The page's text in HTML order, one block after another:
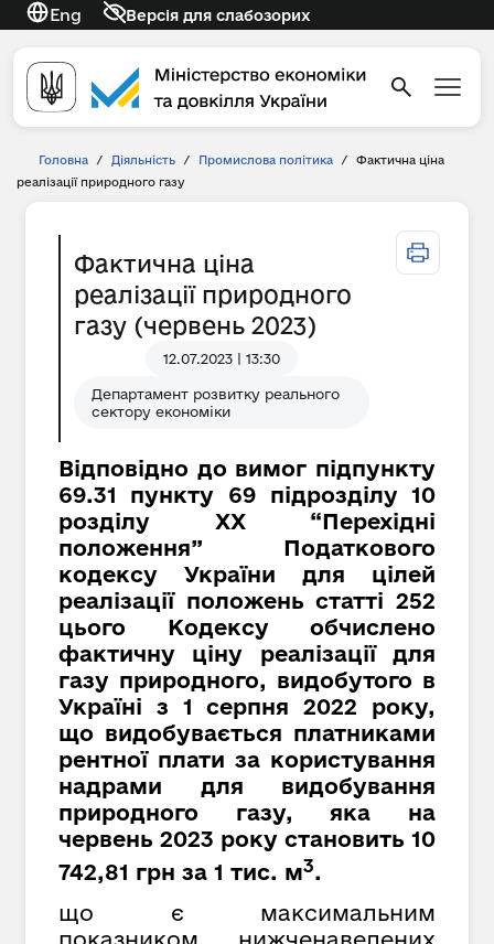
Eng Версія для слабозорих
Головна / Діяльність / Промислова політика /
Фактична ціна
реалізації природного газу
Фактична ціна
реалізації природного
газу (червень 2023)
12.07.2023 | 13:30
Департамент розвитку реального
сектору економіки
Відповідно до вимог підпункту
69.31 пункту 69 підрозділу 10
розділу XX “Перехідні
положення” Податкового
кодексу України для цілей
реалізації положень статті 252
цього Кодексу обчислено
фактичну ціну реалізації для
газу природного, видобутого в
Україні з 1 серпня 2022 року,
що видобувається платниками
рентної плати за користування
надрами для видобування
природного газу, яка на
червень 2023 року становить 10
742,81 грн за 1 тис. м3.
що є максимальним